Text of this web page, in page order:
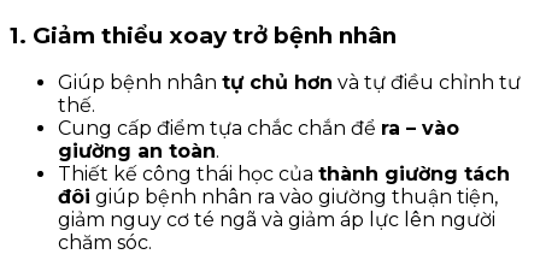
1. Giảm thiểu xoay trở bệnh nhân
Giúp bệnh nhân tự chủ hơn và tự điều chỉnh tư
thế.
Cung cấp điểm tựa chắc chắn để ra – vào
giường an toàn.
Thiết kế công thái học của thành giường tách
đôi giúp bệnh nhân ra vào giường thuận tiện,
giảm nguy cơ té ngã và giảm áp lực lên người
chăm sóc.